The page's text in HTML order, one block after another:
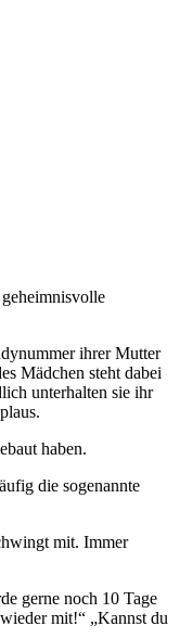
ihrer Mutter
Mädchen steht dabei
unterhalten sie ihr
haben.
die sogenannte
mit. Immer
gerne noch 10 Tage
mit!“ „Kannst du